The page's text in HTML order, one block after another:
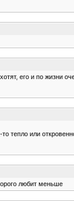
его и по жизни
тепло или
любит меньше